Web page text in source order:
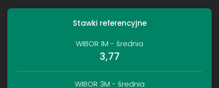
Stawki referencyjne
WIBOR 1M - średnia
3,77
WIBOR 3M - średnia